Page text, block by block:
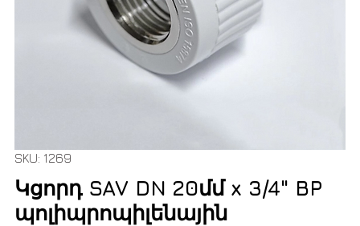
SKU: 1269
Կցորդ SAV DN 20մմ x 3/4" BP
պոլիպրոպիլենային